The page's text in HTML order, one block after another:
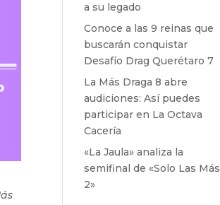
a su legado
Conoce a las 9 reinas que
buscarán conquistar
Desafío Drag Querétaro 7
La Más Draga 8 abre
audiciones: Así puedes
participar en La Octava
Cacería
«La Jaula» analiza la
semifinal de «Solo Las Más
2»